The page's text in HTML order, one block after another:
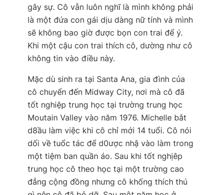
gây sự. Cô vẫn luôn nghĩ là mình không phải
là một đứa con gái dịu dàng nữ tính và mình
sẽ không bao giờ được bọn con trai để ý.
Khi một cậu con trai thích cô, dường như cô
không tin vào điều này.
Mặc dù sinh ra tại Santa Ana, gia đình của
cô chuyển đến Midway City, nơi mà cô đã
tốt nghiệp trung học tại trường trung học
Moutain Valley vào năm 1976. Michelle bắt
d8ầu làm việc khi cô chỉ mới 14 tuổi. Cô nói
dối về tuổc tác để d0ược nhậ vào làm trong
một tiệm ban quần áo. Sau khi tốt nghịêp
trung học cô theo học tại một trường cao
đẳng cộng đồng nhưng cô khống thích thú